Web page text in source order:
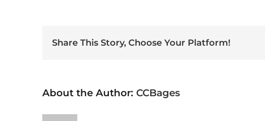
Share This Story, Choose Your Platform!
About the Author: CCBages